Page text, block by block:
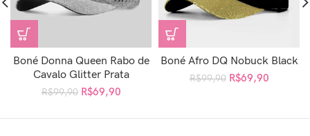
Boné Donna Queen Rabo de
Cavalo Glitter Prata
R$99,90 R$69,90
Boné Afro DQ Nobuck Black
R$99,90 R$69,90